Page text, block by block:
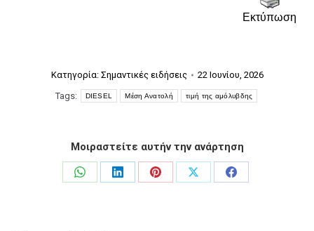
Εκτύπωση
Κατηγορία: Σημαντικές ειδήσεις
22 Ιουνίου, 2026
Tags:
DIESEL Μέση Ανατολή τιμή της αμόλυβδης
Μοιραστείτε αυτήν την ανάρτηση
Share
Share
Share
Share
Share